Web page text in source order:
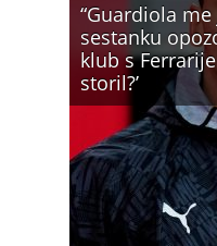
“Guardiola
sestanku
klub s
storil?’